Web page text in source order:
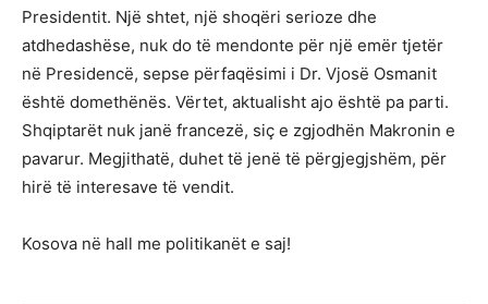
Presidentit. Një shtet, një shoqëri serioze dhe
atdhedashëse, nuk do të mendonte për një emër tjetër
në Presidencë, sepse përfaqësimi i Dr. Vjosë Osmanit
është domethënës. Vërtet, aktualisht ajo është pa parti.
Shqiptarët nuk janë francezë, siç e zgjodhën Makronin e
pavarur. Megjithatë, duhet të jenë të përgjegjshëm, për
hirë të interesave të vendit.
Kosova në hall me politikanët e saj!